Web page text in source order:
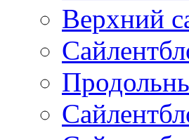
Верхний